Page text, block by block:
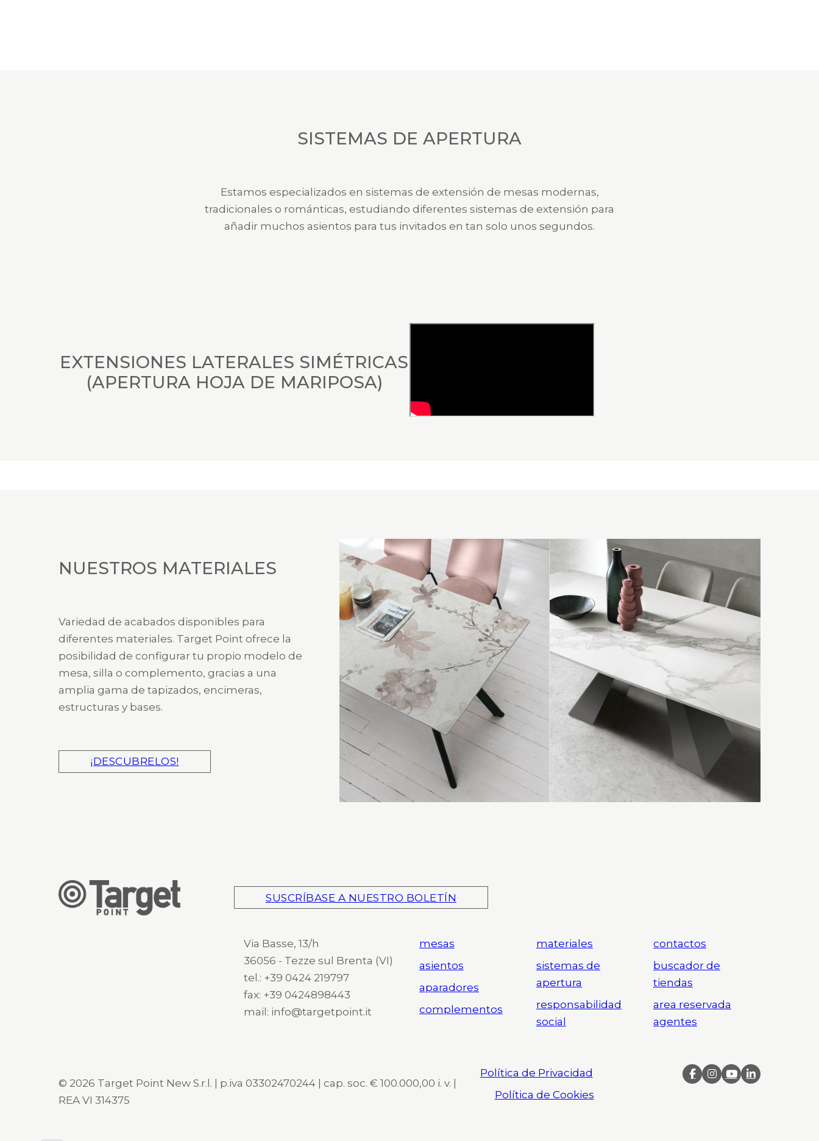
SISTEMAS DE APERTURA
Estamos especializados en sistemas de extensión de mesas modernas,
tradicionales o románticas, estudiando diferentes sistemas de extensión para
añadir muchos asientos para tus invitados en tan solo unos segundos.
EXTENSIONES LATERALES SIMÉTRICAS
(APERTURA HOJA DE MARIPOSA)
NUESTROS MATERIALES
Variedad de acabados disponibles para
diferentes materiales. Target Point ofrece la
posibilidad de configurar tu propio modelo de
mesa, silla o complemento, gracias a una
amplia gama de tapizados, encimeras,
estructuras y bases.
¡DESCUBRELOS!
SUSCRÍBASE A NUESTRO BOLETÍN
Via Basse, 13/h
36056 - Tezze sul Brenta (VI)
tel.: +39 0424 219797
fax: +39 0424898443
mail: info@targetpoint.it
mesas
asientos
aparadores
complementos
materiales
sistemas de
apertura
responsabilidad
social
contactos
buscador de
tiendas
area reservada
agentes
© 2026 Target Point New S.r.l. | p.iva 03302470244 | cap. soc. € 100.000,00 i. v. |
REA VI 314375
Política de Privacidad
Política de Cookies